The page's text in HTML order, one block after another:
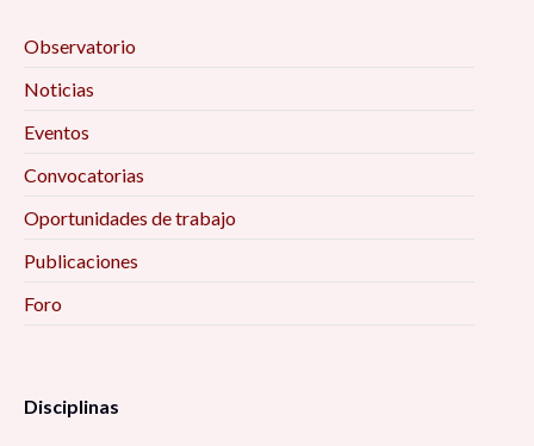
Observatorio
Noticias
Eventos
Convocatorias
Oportunidades de trabajo
Publicaciones
Foro
Disciplinas